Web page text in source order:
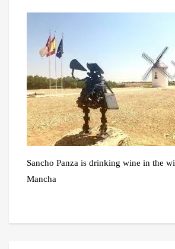
Sancho Panza is drinking wine in the
Mancha